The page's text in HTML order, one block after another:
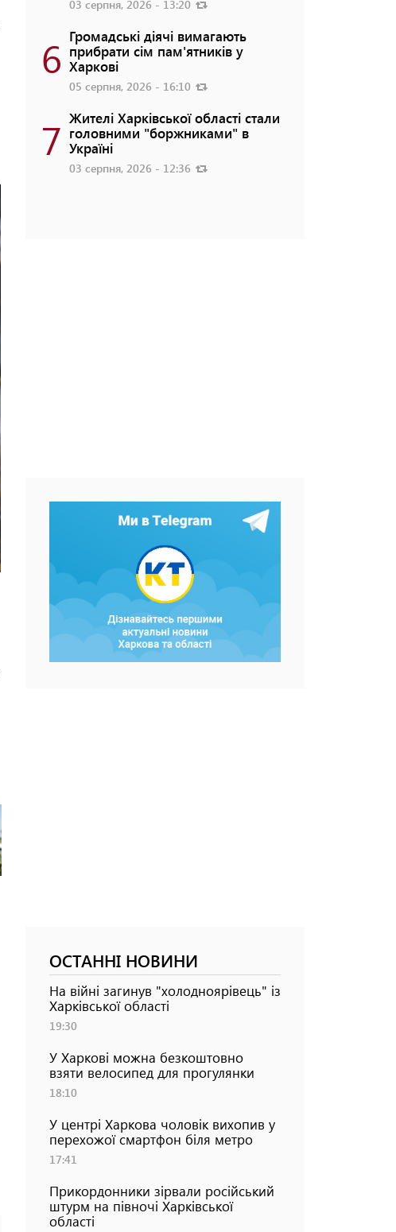
03 серпня, 2026 - 13:20
6 Громадські діячі вимагають
прибрати сім пам'ятників у
Харкові
05 серпня, 2026 - 16:10
7 Жителі Харківської області стали
головними "боржниками" в
Україні
03 серпня, 2026 - 12:36
ОСТАННІ НОВИНИ
На війні загинув "холодноярівець" із
Харківської області
19:30
У Харкові можна безкоштовно
взяти велосипед для прогулянки
18:10
У центрі Харкова чоловік вихопив у
перехожої смартфон біля метро
17:41
Прикордонники зірвали російський
штурм на півночі Харківської
області